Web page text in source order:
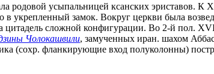
родовой усыпальницей ксанских эриставов. К
укрепленный замок. Вокруг церкви была
цитадель сложной конфигурации. Во 2-й пол.
Чолокашвили, замученных иран. шахом
(сохр. фланкирующие вход полуколонны)